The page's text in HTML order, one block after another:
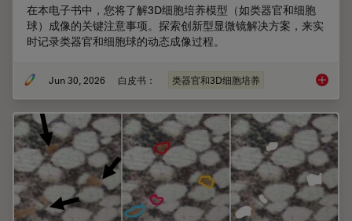
在本电子书中，您将了解3D细胞培养模型（如类器官和细胞
球）成像的关键注意事项。探索创新型显微镜解决方案，来实
时记录类器官和细胞球的动态成像过程。
Jun 30, 2026 白皮书： 类器官和3D细胞培养 如何深